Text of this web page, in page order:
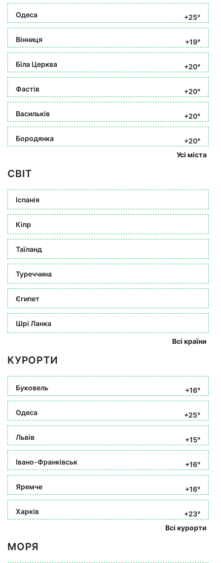
Одеса +25°
Вінниця +19°
Біла Церква +20°
Фастів +20°
Васильків +20°
Бородянка
+20°
Усі міста
СВІТ
Іспанія
Кіпр
Таїланд
Туреччина
Єгипет
Шрі Ланка
Всі країни
КУРОРТИ
Буковель +16°
Одеса +25°
Львів +15°
Івано-Франківськ +16°
Яремче +16°
Харків
+23°
Всі курорти
МОРЯ